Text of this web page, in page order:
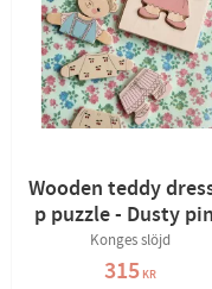
Wooden teddy
p puzzle - Dusty
Konges slöjd
315KR